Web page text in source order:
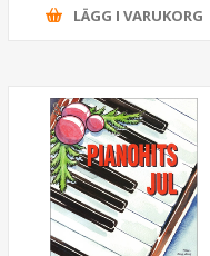
LÄGG I VARUKORG